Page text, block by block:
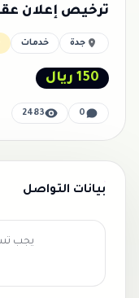
ترخيص إعلان
جدة خدمات
150 ريال
0
2483
بيانات التواصل
يجب